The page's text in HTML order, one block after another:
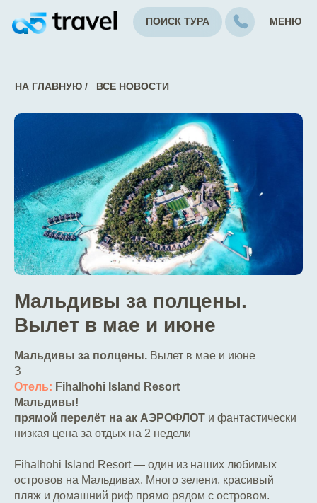
ПОИСК ТУРА
Мальдивы за полцены.
Вылет в мае и июне
Мальдивы за полцены. Вылет в мае и июне
З
Отель: Fihalhohi Island Resort
Мальдивы!
прямой перелёт на ак АЭРОФЛОТ и фантастически
низкая цена за отдых на 2 недели
Fihalhohi Island Resort — один из наших любимых
островов на Мальдивах. Много зелени, красивый
пляж и домашний риф прямо рядом с островом.